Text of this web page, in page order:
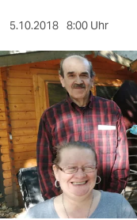
kultur
sport
berlin
nord
wahrheit
verlag
5.10.2018 8:00 Uhr